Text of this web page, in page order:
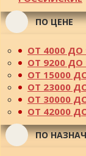
ПО ЦЕНЕ
ОТ 4000 ДО
ОТ 9200 ДО
ОТ 15000
ОТ 23000
ОТ 30000
ОТ 42000
ПО